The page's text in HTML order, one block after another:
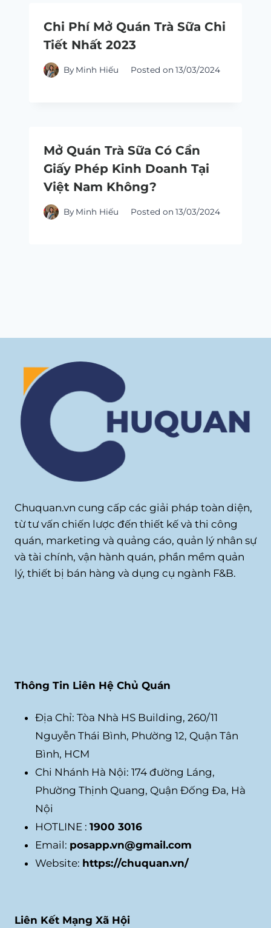
Chi Phí Mở Quán Trà Sữa Chi
Tiết Nhất 2023
By Minh Hiếu Posted on 13/03/2024
Mở Quán Trà Sữa Có Cần
Giấy Phép Kinh Doanh Tại
Việt Nam Không?
By Minh Hiếu Posted on 13/03/2024
Chuquan.vn cung cấp các giải pháp toàn diện,
từ tư vấn chiến lược đến thiết kế và thi công
quán, marketing và quảng cáo, quản lý nhân sự
và tài chính, vận hành quán, phần mềm quản
lý, thiết bị bán hàng và dụng cụ ngành F&B.
Thông Tin Liên Hệ Chủ Quán
Địa Chỉ: Tòa Nhà HS Building, 260/11
Nguyễn Thái Bình, Phường 12, Quận Tân
Bình, HCM
Chi Nhánh Hà Nội: 174 đường Láng,
Phường Thịnh Quang, Quận Đống Đa, Hà
Nội
HOTLINE : 1900 3016
Email: posapp.vn@gmail.com
Website: https://chuquan.vn/
Liên Kết Mạng Xã Hội